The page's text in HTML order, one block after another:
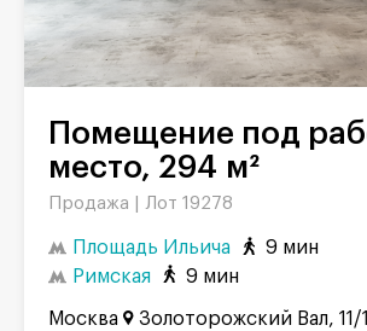
Помещение под рабочее
место, 294 м²
Продажа | Лот 19278
Площадь Ильича
9 мин
Римская
9 мин
Москва Золоторожский Вал, 11/1